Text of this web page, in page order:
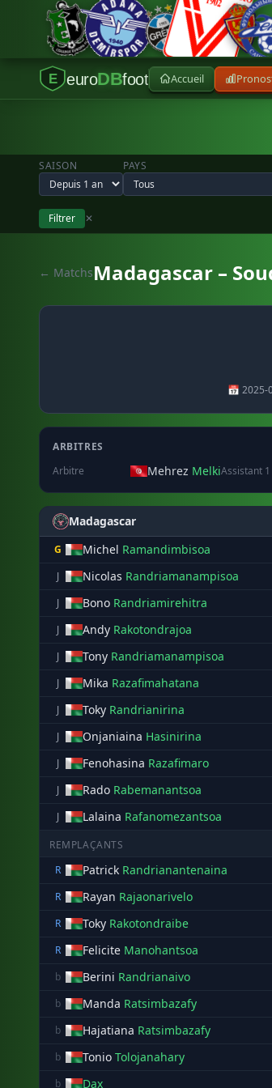
E euroDBfoot Accueil
SAISON PAYS
Filtrer ✕
← MatchsMadagascar –
📅 2025-
ARBITRES
Arbitre
Mehrez MelkiAssistant 1
Madagascar
G Michel Ramandimbisoa
J Nicolas Randriamanampisoa
J Bono Randriamirehitra
J Andy Rakotondrajoa
J
Tony Randriamanampisoa
J
Mika Razafimahatana
J
Toky Randrianirina
J
Onjaniaina Hasinirina
J
Fenohasina Razafimaro
J
Rado Rabemanantsoa
J
Lalaina Rafanomezantsoa
REMPLAÇANTS
R
Patrick Randrianantenaina
R
Rayan Rajaonarivelo
R
Toky Rakotondraibe
R
Felicite Manohantsoa
b
Berini Randrianaivo
b Manda Ratsimbazafy
b Hajatiana Ratsimbazafy
b Tonio Tolojanahary
b Dax